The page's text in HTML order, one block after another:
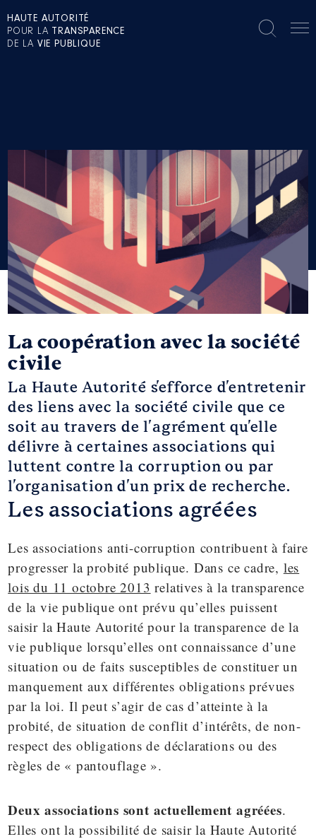
HAUTE AUTORITÉ
POUR LA TRANSPARENCE
DE LA VIE PUBLIQUE
La coopération avec la société
civile
La Haute Autorité s'efforce d'entretenir
des liens avec la société civile que ce
soit au travers de l'agrément qu'elle
délivre à certaines associations qui
luttent contre la corruption ou par
l'organisation d'un prix de recherche.
Les associations agréées
Les associations anti-corruption contribuent à faire
progresser la probité publique. Dans ce cadre, les
lois du 11 octobre 2013 relatives à la transparence
de la vie publique ont prévu qu’elles puissent
saisir la Haute Autorité pour la transparence de la
vie publique lorsqu’elles ont connaissance d’une
situation ou de faits susceptibles de constituer un
manquement aux différentes obligations prévues
par la loi. Il peut s’agir de cas d’atteinte à la
probité, de situation de conflit d’intérêts, de non-
respect des obligations de déclarations ou des
règles de « pantouflage ».
Deux associations sont actuellement agréées.
Elles ont la possibilité de saisir la Haute Autorité